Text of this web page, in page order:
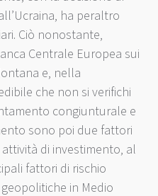
ha peraltro
Ciò nonostante,
Centrale Europea sui
e, nella
che non si verifichi
congiunturale e
sono poi due fattori
di investimento, al
fattori di rischio
in Medio